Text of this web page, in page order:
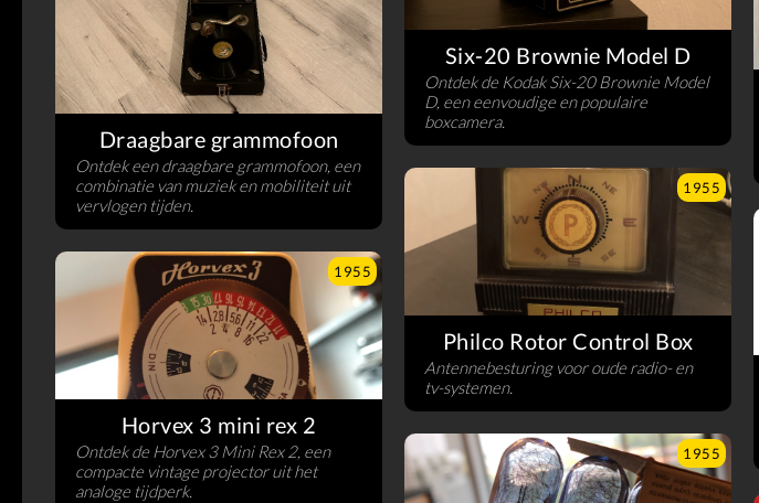
Six-20 Brownie Model D
Ontdek de Kodak Six-20 Brownie Model
D, een eenvoudige en populaire
boxcamera.
Draagbare grammofoon
Ontdek een draagbare grammofoon, een
combinatie van muziek en mobiliteit uit
vervlogen tijden.
1955
Philco Rotor Control Box
Antennebesturing voor oude radio- en
tv-systemen.
1955
Horvex 3 mini rex 2
Ontdek de Horvex 3 Mini Rex 2, een
compacte vintage projector uit het
analoge tijdperk.
1955